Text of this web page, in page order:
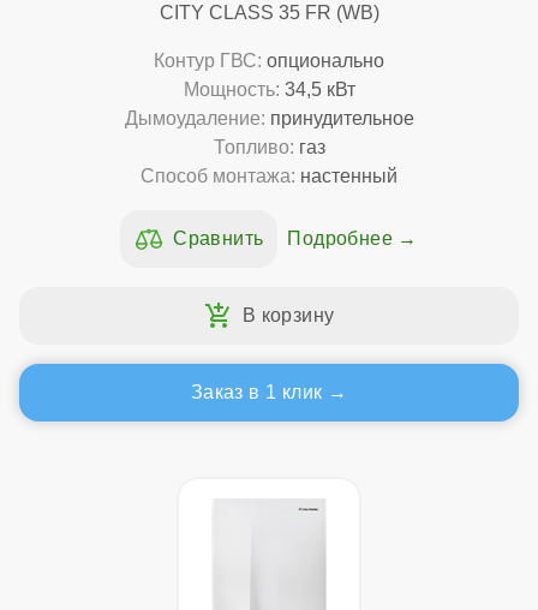
CITY CLASS 35 FR (WB)
Контур ГВС: опционально
Мощность: 34,5 кВт
Дымоудаление: принудительное
Топливо: газ
Способ монтажа: настенный
Подробнее
Заказ в 1 клик